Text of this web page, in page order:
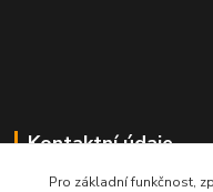
Kontaktní údaje
Pro základní funkčnost,